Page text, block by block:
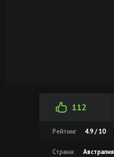
112
Рейтинг 4.9 / 10
Страна: Австралия